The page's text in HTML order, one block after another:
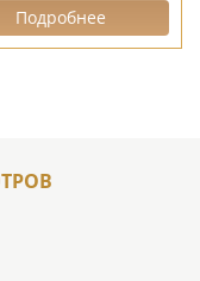
Подробнее